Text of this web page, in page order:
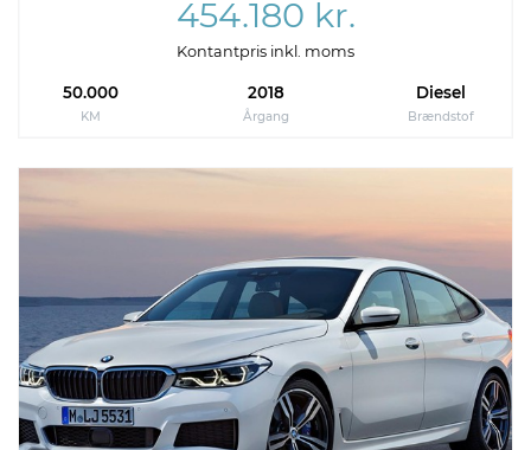
454.180 kr.
Kontantpris inkl. moms
50.000
KM
2018
Årgang
Diesel
Brændstof